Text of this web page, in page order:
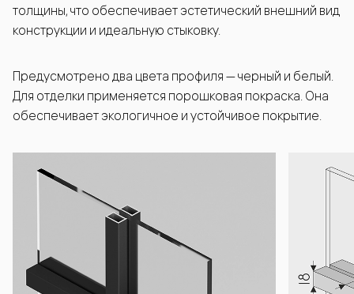
толщины, что обеспечивает эстетический внешний вид
конструкции и идеальную стыковку.
Предусмотрено два цвета профиля — черный и белый.
Для отделки применяется порошковая покраска. Она
обеспечивает экологичное и устойчивое покрытие.